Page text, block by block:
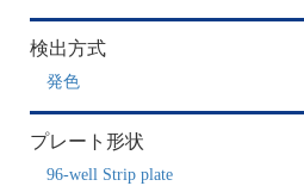
検出方式
発色
プレート形状
96-well Strip plate